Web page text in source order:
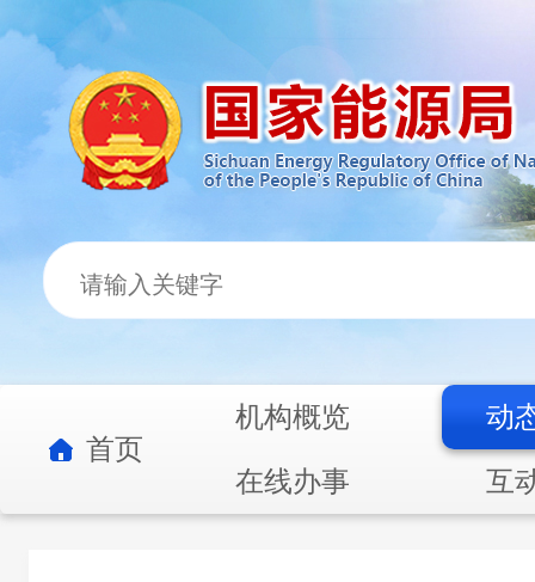
首页
机构概览
动
在线办事
互